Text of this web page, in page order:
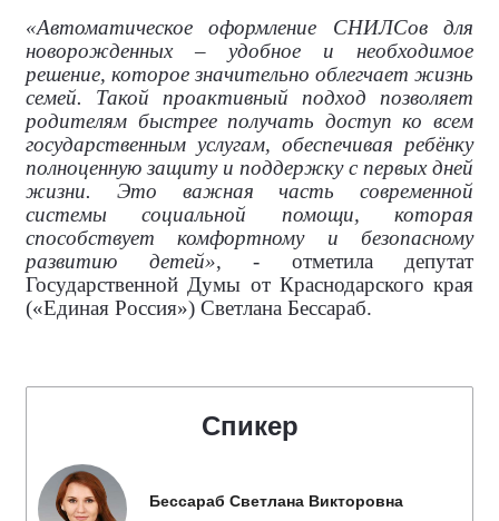
«Автоматическое оформление СНИЛСов для
новорожденных – удобное и необходимое
решение, которое значительно облегчает жизнь
семей. Такой проактивный подход позволяет
родителям быстрее получать доступ ко всем
государственным услугам, обеспечивая ребёнку
полноценную защиту и поддержку с первых дней
жизни. Это важная часть современной
системы социальной помощи, которая
способствует комфортному и безопасному
развитию детей», - отметила депутат
Государственной Думы от Краснодарского края
(«Единая Россия») Светлана Бессараб.
Спикер
Бессараб Светлана Викторовна